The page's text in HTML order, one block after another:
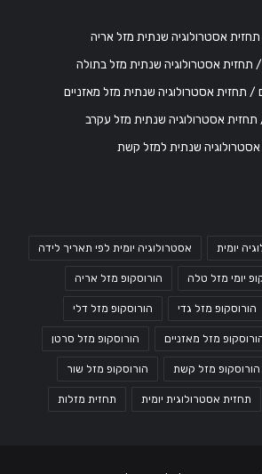
יומית אסטרולוגיה יומית לפי תאריך לידה
יומי מזל טלה הורוסקופ מזל אריה
הורוסקופ מזל גדי הורוסקופ מזל דלי
מזל מאזניים הורוסקופ מזל סרטן
הורוסקופ מזל קשת הורוסקופ מזל שור
תחזית אסטרולוגית יומית תחזית מזלות